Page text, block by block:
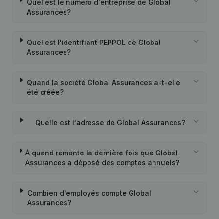
Quel est le numéro d'entreprise de Global
Assurances?
Quel est l'identifiant PEPPOL de Global
Assurances?
Quand la société Global Assurances a-t-elle
été créée?
Quelle est l'adresse de Global Assurances?
À quand remonte la dernière fois que Global
Assurances a déposé des comptes annuels?
Combien d'employés compte Global
Assurances?